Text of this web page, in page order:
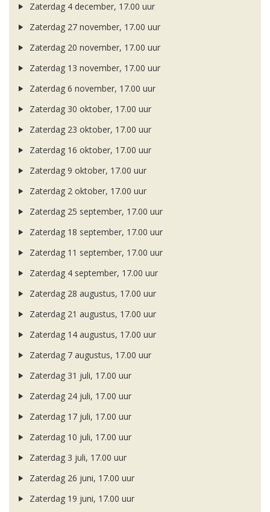
Zaterdag 4 december, 17.00 uur
Zaterdag 27 november, 17.00 uur
Zaterdag 20 november, 17.00 uur
Zaterdag 13 november, 17.00 uur
Zaterdag 6 november, 17.00 uur
Zaterdag 30 oktober, 17.00 uur
Zaterdag 23 oktober, 17.00 uur
Zaterdag 16 oktober, 17.00 uur
Zaterdag 9 oktober, 17.00 uur
Zaterdag 2 oktober, 17.00 uur
Zaterdag 25 september, 17.00 uur
Zaterdag 18 september, 17.00 uur
Zaterdag 11 september, 17.00 uur
Zaterdag 4 september, 17.00 uur
Zaterdag 28 augustus, 17.00 uur
Zaterdag 21 augustus, 17.00 uur
Zaterdag 14 augustus, 17.00 uur
Zaterdag 7 augustus, 17.00 uur
Zaterdag 31 juli, 17.00 uur
Zaterdag 24 juli, 17.00 uur
Zaterdag 17 juli, 17.00 uur
Zaterdag 10 juli, 17.00 uur
Zaterdag 3 juli, 17.00 uur
Zaterdag 26 juni, 17.00 uur
Zaterdag 19 juni, 17.00 uur